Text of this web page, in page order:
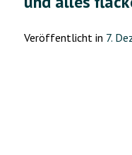
Veröffentlicht in 7.